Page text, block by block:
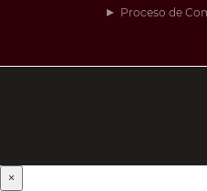
Proceso de
×